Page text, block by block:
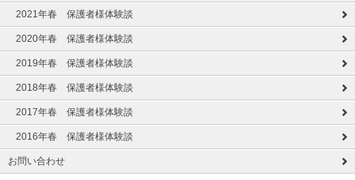
2021年春 保護者様体験談
2020年春 保護者様体験談
2019年春 保護者様体験談
2018年春 保護者様体験談
2017年春 保護者様体験談
2016年春 保護者様体験談
お問い合わせ